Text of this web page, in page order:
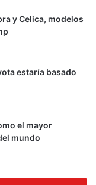
y Celica, modelos
estaría basado
el mayor
mundo